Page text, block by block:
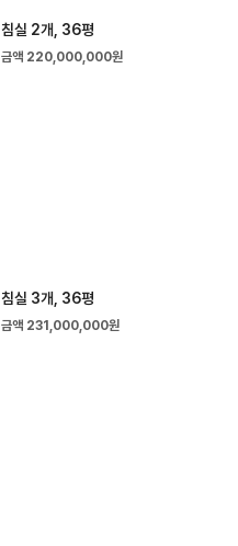
침실 2개, 36평
금액 220,000,000원
침실 3개, 36평
금액 231,000,000원